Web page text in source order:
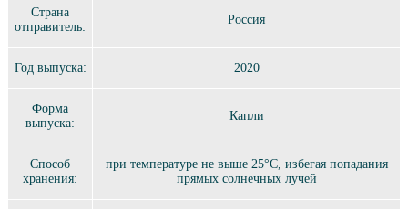
Страна
отправитель:
Россия
Год выпуска: 2020
Форма
выпуска:
Капли
Способ
хранения:
при температуре не выше 25°C, избегая попадания
прямых солнечных лучей